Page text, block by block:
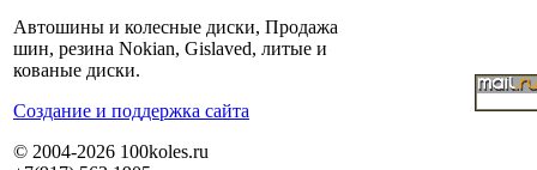
Автошины и колесные диски, Продажа
шин, резина Nokian, Gislaved, литые и
кованые диски.
Cоздание и поддержка сайта
© 2004-2026 100koles.ru